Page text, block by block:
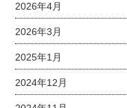
2026年4月
2026年3月
2025年1月
2024年12月